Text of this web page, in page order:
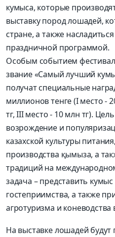
кумыса, которые
выставку пород лошадей,
стране, а также
праздничной программой.
Особым событием
звание «Самый лучший
получат специальные
миллионов тенге (I место -
тг, III место - 10 млн тг).
возрождение и
казахской культуры
производства қымыза, а
традиций на
задача – представить
гостеприимства, а также
агротуризма и коневодства
На выставке лошадей